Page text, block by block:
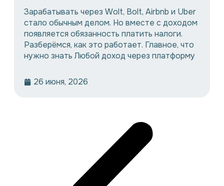
Зарабатывать через Wolt, Bolt, Airbnb и Uber
стало обычным делом. Но вместе с доходом
появляется обязанность платить налоги.
Разберёмся, как это работает. Главное, что
нужно знать Любой доход через платформу
26 июня, 2026